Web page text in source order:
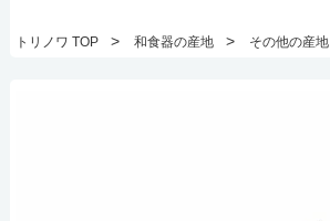
トリノワ TOP > 和食器の産地 > その他の産地